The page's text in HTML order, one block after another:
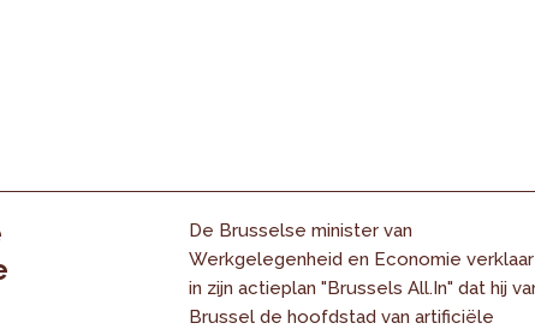
De Brusselse minister van
Werkgelegenheid en Economie
in zijn actieplan "Brussels All.In" dat hij
Brussel de hoofdstad van artificiële